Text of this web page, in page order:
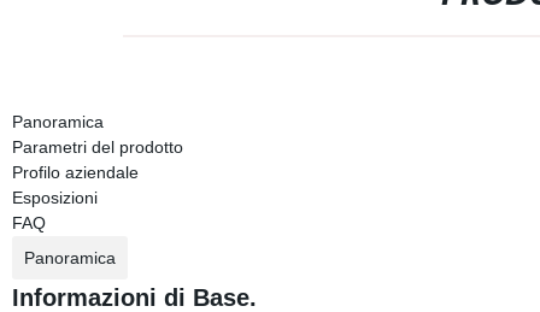
Panoramica
Parametri del prodotto
Profilo aziendale
Esposizioni
FAQ
Panoramica
Informazioni di Base.